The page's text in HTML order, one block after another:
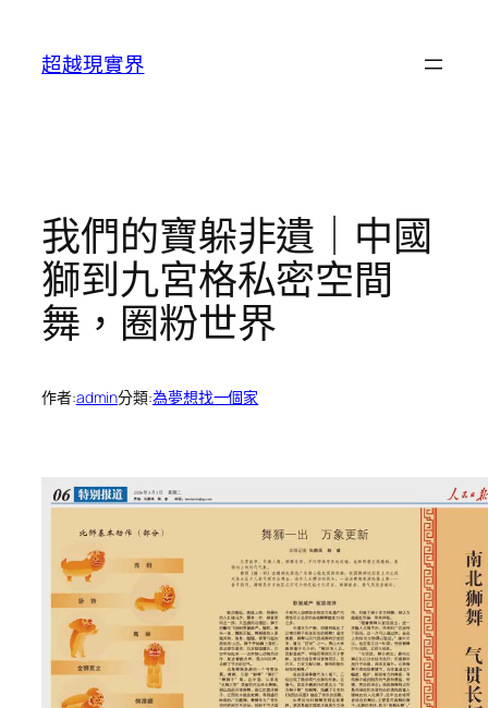
超越現實界
我們的寶躲非遺｜中國
獅到九宮格私密空間
舞，圈粉世界
作者:admin分類:為夢想找一個家